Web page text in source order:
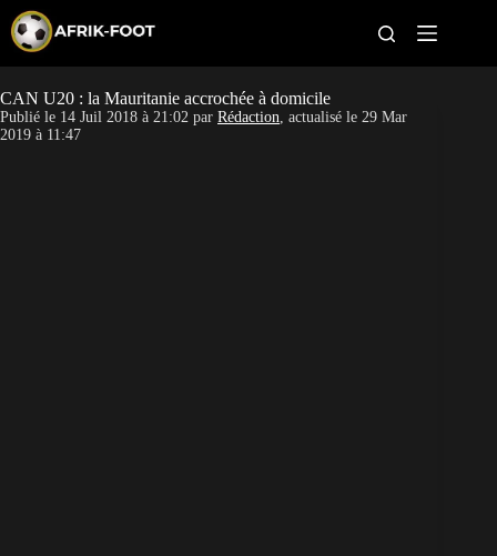
p
o
c
CAN féminine
CAN U20 : la Mauritanie accrochée à domicile
Publié le 14 Juil 2018 à 21:02 par Rédaction, actualisé le 29 Mar
2019 à 11:47